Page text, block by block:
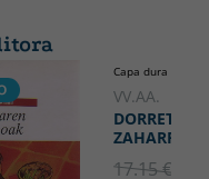
BASCO
Capa dura
VV.AA.
DORRETXE
17.15 €